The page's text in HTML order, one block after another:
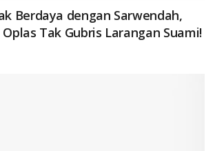
Berdaya dengan Sarwendah,
Tak Gubris Larangan Suami!